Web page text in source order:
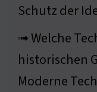
Schutz der
➟ Welche
historischen
Moderne